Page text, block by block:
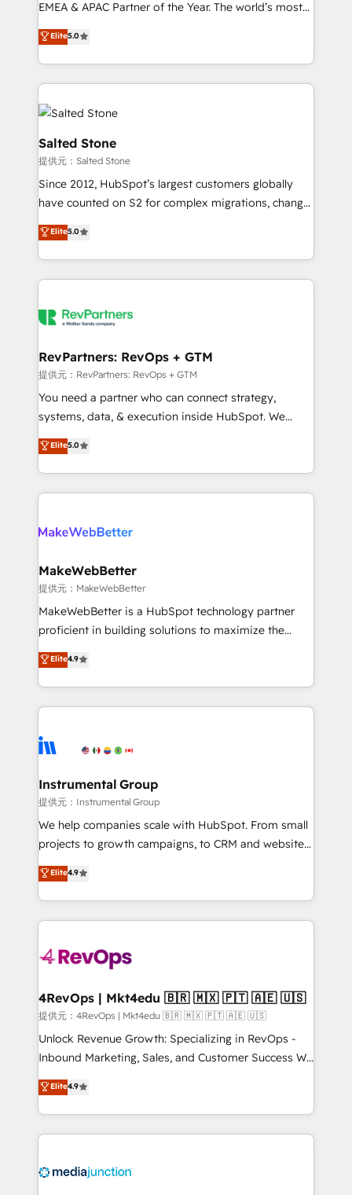
EMEA & APAC Partner of the Year. The world’s most
experienced and fully accredited HubSpot Solutions
Partner. 🚀 With 2,750+ HubSpot projects delivered
and 370+ specialists across EMEA, APAC and NAM,
we de-risk complex CRM programmes and
accelerate ROI across every HubSpot Hub. 🧭 From
multi-region migrations to AI-powered automation,
we turn complexity into clarity, human at global
scale. 🏆 HubSpot’s CEO called us “the partner of the
future.” Others agree it is proof of trust built through
measurable impact.
Elite5.0
Salted Stone
提供元：Salted Stone
Since 2012, HubSpot’s largest customers globally
have counted on S2 for complex migrations, change
management, systems integration, and creative
solutions that deliver measurable impact and
transform brand experiences As one of the few full-
service creative agencies in the HubSpot
winning design to build scalable, globally
marketing campaigns, & RevOps frameworks that
fuel long-term success We connect the entire
customer lifecycle through seamless integrations,
ensure long-term adoption with change-
and service to drive sustainable growth With 6 key
HubSpot accreditations and experience across
Elite5.0
RevPartners: RevOps + GTM
提供元：RevPartners: RevOps + GTM
You need a partner who can connect strategy,
systems, data, & execution inside HubSpot. We
bridge the gap where most agencies fall short by
combining GTM strategy with technical execution to
solve the right problem with the right solution. As the
only firm in the world to hold Elite Partner
clients gain a unique advantage in CRM architecture,
market execution. Why B2B Businesses Choose RP: -
Secure: Soc2 compliant 🛡️ - Pricing: Implementations
starting at $1,5k 💵 - Speed: Launch in 14 days ⚡ -
Global: 75+ RPers across five continents 🌐 - Scale:
HubSpot Partner 🪴 - Sales Hub: More
implementations than any other Partner 💻 -
agency for an Ops problem. Don't hire a technical
agency for a growth problem. Hire a partner built to
Elite5.0
MakeWebBetter
提供元：MakeWebBetter
MakeWebBetter is a HubSpot technology partner
proficient in building solutions to maximize the
operational efficiency of HubSpot. The fastest-
growing tech-enabler & facilitator, MakeWebBetter,
hands you the blend of HubSpot expertise &
eminent solutions & integrations. Trust us to
Elite Partners with 10+ years of HubSpot experience
Premier Partner 2023 🌟5 HubSpot Accreditations 🌟
Won HubSpot Theme Challenge 2021 🌟INBOUND’19
HubSpot Rising Star Why us? Harnessing the full
potential of the powerful HubSpot CRM. ✔️A team of
HubSpot experience ✔️Flexible pricing models —
Hourly-fee (assigned one Dedicated HubSpot
requirement). ✔️Helped over 25,000+ customers so
far with our HubSpot solutions. ✔️Bespoke apps &
on-demand bundle services. Connect with us today!
Elite4.9
Instrumental Group
提供元：Instrumental Group
We help companies scale with HubSpot. From small
projects to growth campaigns, to CRM and websites.
Hire an agency that's experienced in every inch of
HubSpot and willing to work hand-in-hand with your
team to simplify the complex and build a better
experience for your team and customers.
Elite4.9
4RevOps | Mkt4edu 🇧🇷 🇲🇽 🇵🇹 🇦🇪 🇺🇸
提供元：4RevOps | Mkt4edu 🇧🇷 🇲🇽 🇵🇹 🇦🇪 🇺🇸
Unlock Revenue Growth: Specializing in RevOps -
Inbound Marketing, Sales, and Customer Success We
specialize in driving revenue growth for companies
across industries through tailored marketing, sales,
and customer success strategies, utilizing RevOps
methodologies. As Latin America's largest HubSpot
offer unparalleled insights. Operating in five
Elite4.9